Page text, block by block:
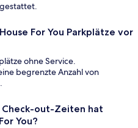
For You Parkplätze vor
ohne Service.
begrenzte Anzahl von
Check-out-Zeiten hat
You?